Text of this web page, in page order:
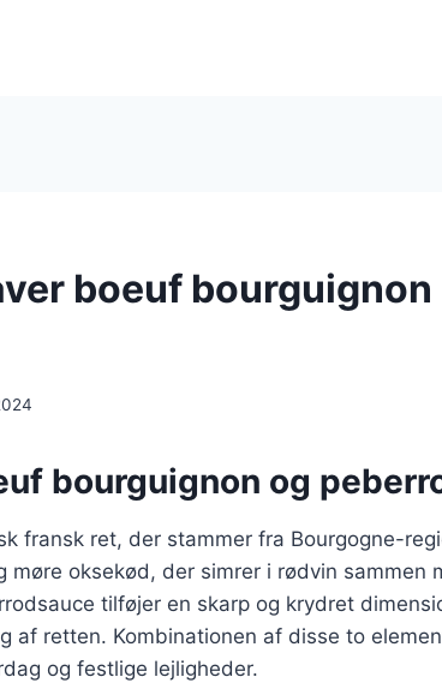
boeuf bourguignon
bourguignon og
fransk ret, der stammer fra Bourgogne-
møre oksekød, der simrer i rødvin sammen
tilføjer en skarp og krydret
af retten. Kombinationen af disse to
og festlige lejligheder.